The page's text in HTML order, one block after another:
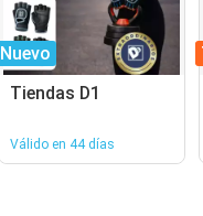
Nuevo
Tiendas D1
Válido en 44 días